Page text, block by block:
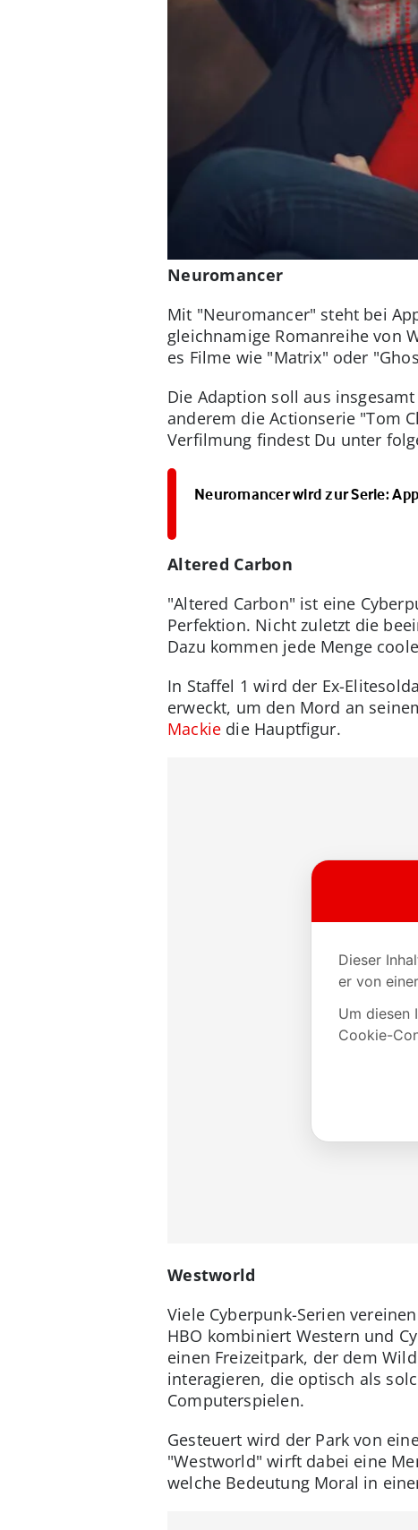
Neuromancer
Mit "Neuromancer" steht bei
gleichnamige Romanreihe von
es Filme wie "Matrix" oder
Die Adaption soll aus
anderem die Actionserie "Tom
Verfilmung findest Du unter
Neuromancer wird zur Serie:
Altered Carbon
"Altered Carbon" ist eine
Perfektion. Nicht zuletzt die
Dazu kommen jede Menge
In Staffel 1 wird der Ex-
erweckt, um den Mord an
Mackie die Hauptfigur.
Westworld
Viele Cyberpunk-Serien
HBO kombiniert Western und
einen Freizeitpark, der dem
interagieren, die optisch als
Computerspielen.
Gesteuert wird der Park von
"Westworld" wirft dabei eine
welche Bedeutung Moral in